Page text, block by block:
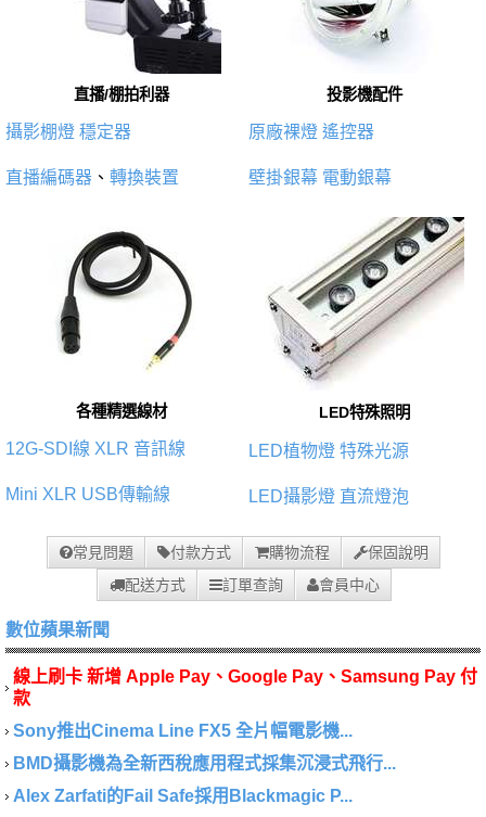
直播/棚拍利器
攝影棚燈 穩定器
直播編碼器 、 轉換裝置
投影機配件
原廠裸燈 遙控器
壁掛銀幕 電動銀幕
各種精選線材
12G-SDI線 XLR 音訊線
Mini XLR USB傳輸線
LED特殊照明
LED植物燈 特殊光源
LED攝影燈 直流燈泡
常見問題 付款方式 購物流程
保固說明
配送方式
訂單查詢 會員中心
數位蘋果新聞
線上刷卡 新增 Apple Pay、Google Pay、Samsung Pay 付
款
Sony推出Cinema Line FX5 全片幅電影機...
BMD攝影機為全新西稅應用程式採集沉浸式飛行...
Alex Zarfati的Fail Safe採用Blackmagic P...